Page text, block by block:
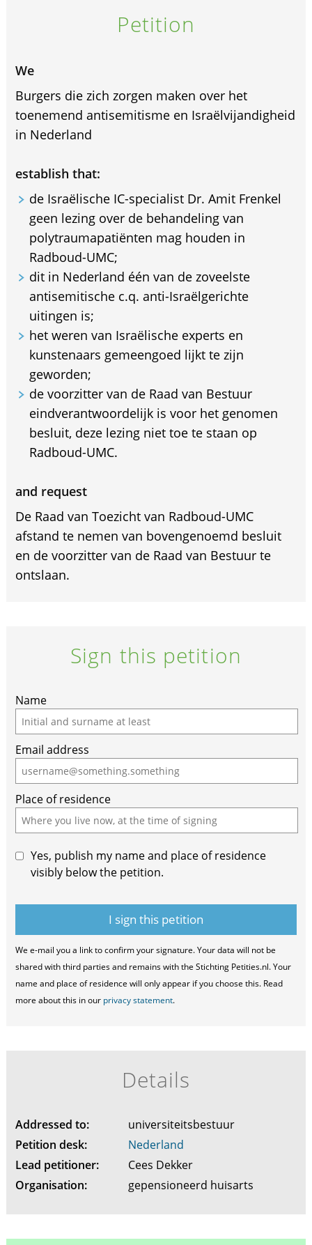
Petition
We
Burgers die zich zorgen maken over het
toenemend antisemitisme en Israëlvijandigheid
in Nederland
establish that:
de Israëlische IC-specialist Dr. Amit Frenkel
geen lezing over de behandeling van
polytraumapatiënten mag houden in
Radboud-UMC;
dit in Nederland één van de zoveelste
antisemitische c.q. anti-Israëlgerichte
uitingen is;
het weren van Israëlische experts en
kunstenaars gemeengoed lijkt te zijn
geworden;
de voorzitter van de Raad van Bestuur
eindverantwoordelijk is voor het genomen
besluit, deze lezing niet toe te staan op
Radboud-UMC.
and request
De Raad van Toezicht van Radboud-UMC
afstand te nemen van bovengenoemd besluit
en de voorzitter van de Raad van Bestuur te
ontslaan.
Sign this petition
If
you
are
a
human,
ignore
this
field
Name
Email address
Place of residence
Yes, publish my name and place of residence
visibly below the petition.
We e-mail you a link to confirm your signature. Your data will not be
shared with third parties and remains with the Stichting Petities.nl. Your
name and place of residence will only appear if you choose this. Read
more about this in our privacy statement.
Details
Addressed to:
universiteitsbestuur
Petition desk:
Nederland
Lead petitioner:
Cees Dekker
Organisation:
gepensioneerd huisarts